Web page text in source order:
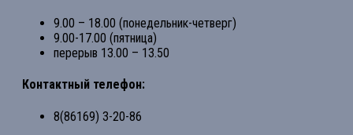
9.00 – 18.00 (понедельник-четверг)
9.00-17.00 (пятница)
перерыв 13.00 – 13.50
Контактный телефон:
8(86169) 3-20-86